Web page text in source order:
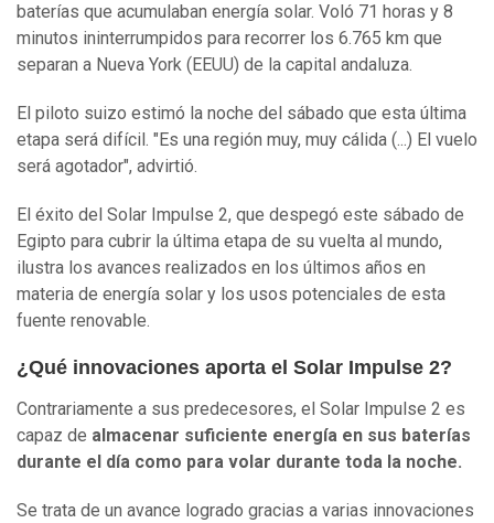
baterías que acumulaban energía solar. Voló 71 horas y 8
minutos ininterrumpidos para recorrer los 6.765 km que
separan a Nueva York (EEUU) de la capital andaluza.
El piloto suizo estimó la noche del sábado que esta última
etapa será difícil. "Es una región muy, muy cálida (...) El vuelo
será agotador", advirtió.
El éxito del Solar Impulse 2, que despegó este sábado de
Egipto para cubrir la última etapa de su vuelta al mundo,
ilustra los avances realizados en los últimos años en
materia de energía solar y los usos potenciales de esta
fuente renovable.
¿Qué innovaciones aporta el Solar Impulse 2?
Contrariamente a sus predecesores, el Solar Impulse 2 es
capaz de almacenar suficiente energía en sus baterías
durante el día como para volar durante toda la noche.
Se trata de un avance logrado gracias a varias innovaciones